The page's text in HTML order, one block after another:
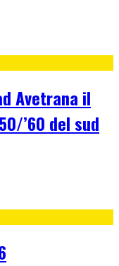
Avetrana il
’60 del sud